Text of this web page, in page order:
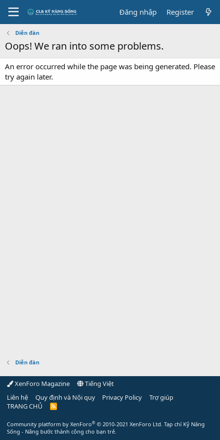
Đăng nhập Register
Diễn đàn
Oops! We ran into some problems.
An error occurred while the page was being generated. Please
try again later.
Diễn đàn
XenForo Magazine
Tiếng Việt
Liên hệ
Quy định và Nội quy Privacy Policy
Trợ giúp
TRANG CHỦ
R
Community platform by XenForo® © 2010-2021 XenForo Ltd. Tạp chí Kỹ Năng
Sống - Nâng bước thành công cho bạn trẻ.